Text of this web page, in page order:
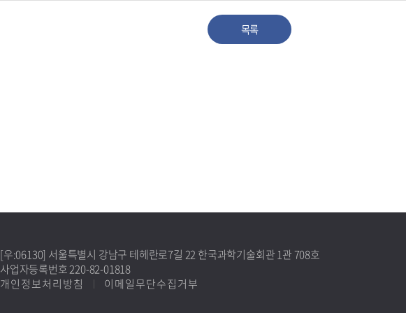
[우:06130] 서울특별시 강남구 테헤란로7길 22 한국과학기술회관 1관 708호
사업자등록번호 220-82-01818
개인정보처리방침
이메일무단수집거부